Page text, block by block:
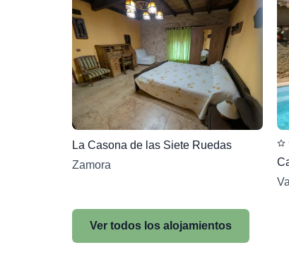
La Casona de las Siete Ruedas
Zamora
Ver todos los alojamientos